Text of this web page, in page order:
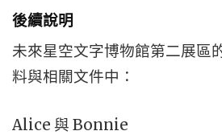
後續說明
未來星空文字博物館第二展區
料與相關文件中：
Alice 與 Bonnie